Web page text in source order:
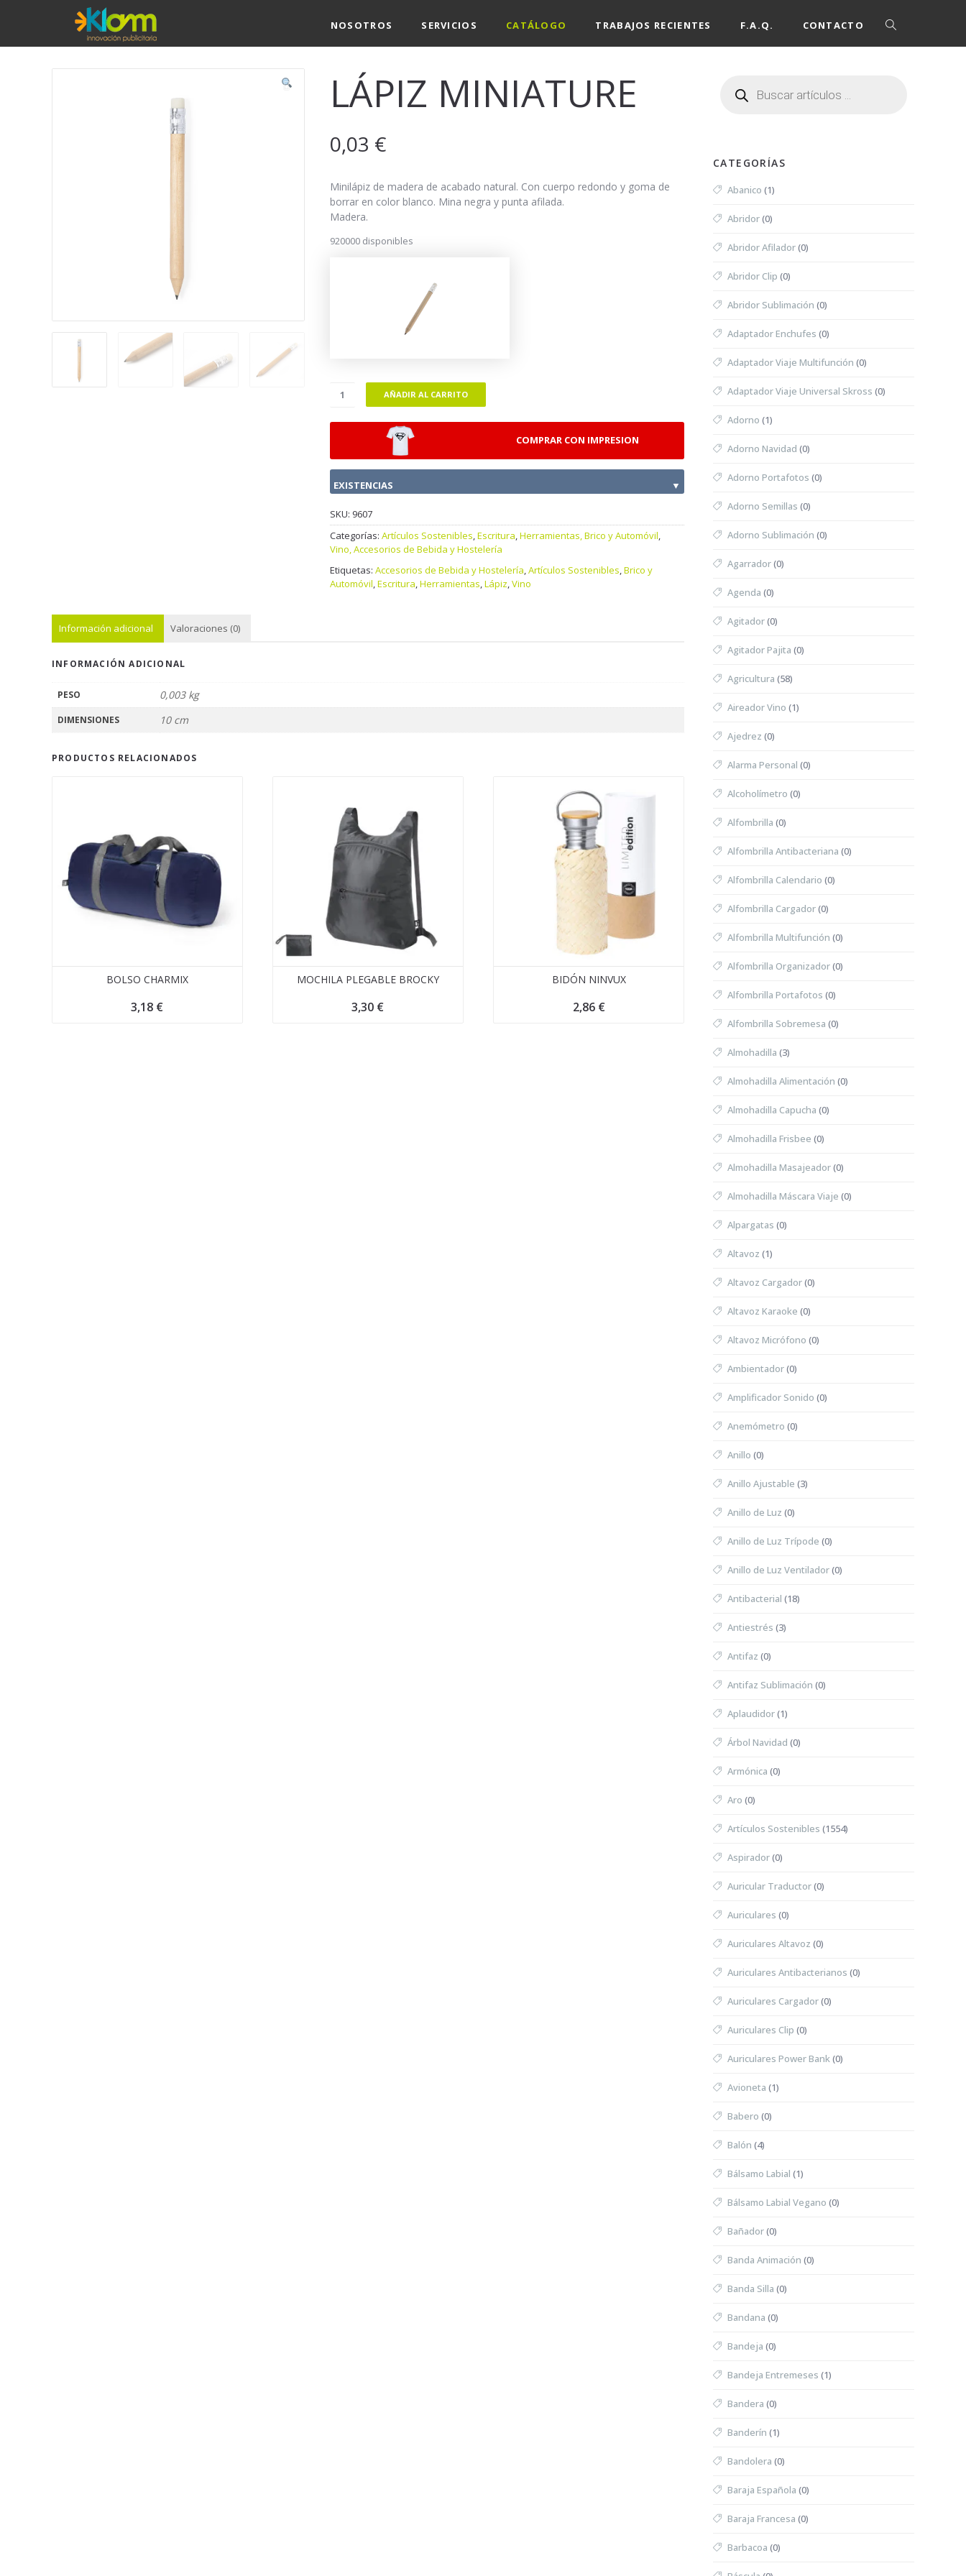
NOSOTROS SERVICIOS CATÁLOGO TRABAJOS RECIENTES F.A.Q. CONTACTO
LÁPIZ MINIATURE
0,03 €
Minilápiz de madera de acabado natural. Con cuerpo redondo y goma de
borrar en color blanco. Mina negra y punta afilada.
Madera.
920000 disponibles
AÑADIR AL CARRITO
COMPRAR CON IMPRESION
EXISTENCIAS ▼
SKU: 9607
Categorías:Artículos Sostenibles,Escritura,Herramientas, Brico y Automóvil,
Vino, Accesorios de Bebida y Hostelería
Etiquetas:Accesorios de Bebida y Hostelería,Artículos Sostenibles,Brico y
Automóvil,Escritura,Herramientas,Lápiz,Vino
Información adicional Valoraciones (0)
INFORMACIÓN ADICIONAL
PESO 0,003 kg
DIMENSIONES 10 cm
PRODUCTOS RELACIONADOS
BOLSO CHARMIX
3,18 €
MOCHILA PLEGABLE BROCKY
3,30 €
BIDÓN NINVUX
2,86 €
CATEGORÍAS
Abanico (1)
Abridor(0)
Abridor Afilador(0)
Abridor Clip (0)
Abridor Sublimación (0)
Adaptador Enchufes (0)
Adaptador Viaje Multifunción (0)
Adaptador Viaje Universal Skross (0)
Adorno (1)
Adorno Navidad (0)
Adorno Portafotos (0)
Adorno Semillas (0)
Adorno Sublimación (0)
Agarrador(0)
Agenda (0)
Agitador(0)
Agitador Pajita (0)
Agricultura (58)
Aireador Vino (1)
Ajedrez (0)
Alarma Personal (0)
Alcoholímetro (0)
Alfombrilla (0)
Alfombrilla Antibacteriana (0)
Alfombrilla Calendario (0)
Alfombrilla Cargador(0)
Alfombrilla Multifunción (0)
Alfombrilla Organizador(0)
Alfombrilla Portafotos (0)
Alfombrilla Sobremesa (0)
Almohadilla (3)
Almohadilla Alimentación (0)
Almohadilla Capucha (0)
Almohadilla Frisbee (0)
Almohadilla Masajeador(0)
Almohadilla Máscara Viaje (0)
Alpargatas (0)
Altavoz (1)
Altavoz Cargador(0)
Altavoz Karaoke (0)
Altavoz Micrófono (0)
Ambientador(0)
Amplificador Sonido (0)
Anemómetro (0)
Anillo (0)
Anillo Ajustable (3)
Anillo de Luz (0)
Anillo de Luz Trípode (0)
Anillo de Luz Ventilador(0)
Antibacterial (18)
Antiestrés (3)
Antifaz (0)
Antifaz Sublimación (0)
Aplaudidor(1)
Árbol Navidad (0)
Armónica (0)
Aro (0)
Artículos Sostenibles (1554)
Aspirador(0)
Auricular Traductor(0)
Auriculares (0)
Auriculares Altavoz (0)
Auriculares Antibacterianos (0)
Auriculares Cargador(0)
Auriculares Clip (0)
Auriculares Power Bank(0)
Avioneta (1)
Babero (0)
Balón (4)
Bálsamo Labial (1)
Bálsamo Labial Vegano (0)
Bañador(0)
Banda Animación (0)
Banda Silla (0)
Bandana (0)
Bandeja (0)
Bandeja Entremeses (1)
Bandera (0)
Banderín (1)
Bandolera (0)
Baraja Española (0)
Baraja Francesa (0)
Barbacoa (0)